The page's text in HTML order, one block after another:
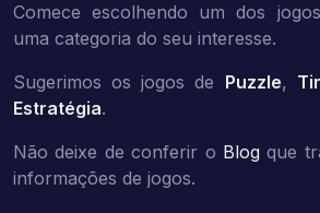
Comece escolhendo um dos
uma categoria do seu interesse.
Sugerimos os jogos de Puzzle,
Estratégia.
Não deixe de conferir o Blog que
informações de jogos.